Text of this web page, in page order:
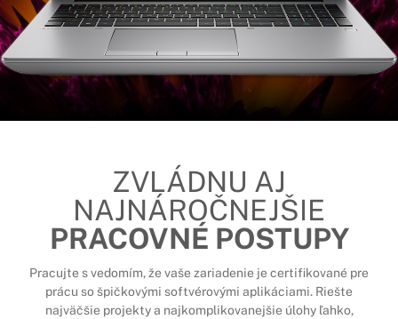
ZVLÁDNU AJ
NAJNÁROČNEJŠIE
PRACOVNÉ POSTUPY
Pracujte s vedomím, že vaše zariadenie je certifikované pre
prácu so špičkovými softvérovými aplikáciami. Riešte
najväčšie projekty a najkomplikovanejšie úlohy ľahko,